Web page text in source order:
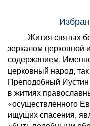
Жития святых без
зеркалом церковной
содержанием.
церковный народ,
Преподобный
в житиях
«осуществленного
ищущих спасения,